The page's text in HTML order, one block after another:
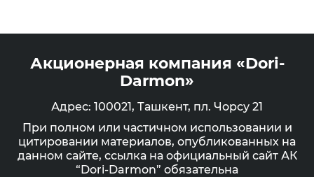
Акционерная компания «Dori-
Darmon»
Адрес: 100021, Ташкент, пл. Чорсу 21
При полном или частичном использовании и
цитировании материалов, опубликованных на
данном сайте, ссылка на официальный сайт АК
“Dori-Darmon” обязательна